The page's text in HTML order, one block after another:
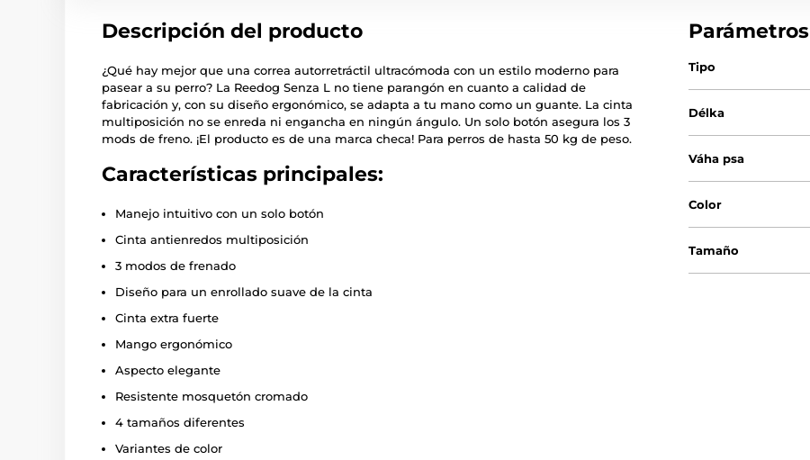
Descripción del producto
¿Qué hay mejor que una correa autorretráctil ultracómoda con un estilo moderno para
pasear a su perro? La Reedog Senza L no tiene parangón en cuanto a calidad de
fabricación y, con su diseño ergonómico, se adapta a tu mano como un guante. La cinta
multiposición no se enreda ni engancha en ningún ángulo. Un solo botón asegura los 3
mods de freno. ¡El producto es de una marca checa! Para perros de hasta 50 kg de peso.
Características principales:
Manejo intuitivo con un solo botón
Cinta antienredos multiposición
3 modos de frenado
Diseño para un enrollado suave de la cinta
Cinta extra fuerte
Mango ergonómico
Aspecto elegante
Resistente mosquetón cromado
4 tamaños diferentes
Variantes de color
Parámetros
Tipo
Délka
Váha psa
Color
Tamaño